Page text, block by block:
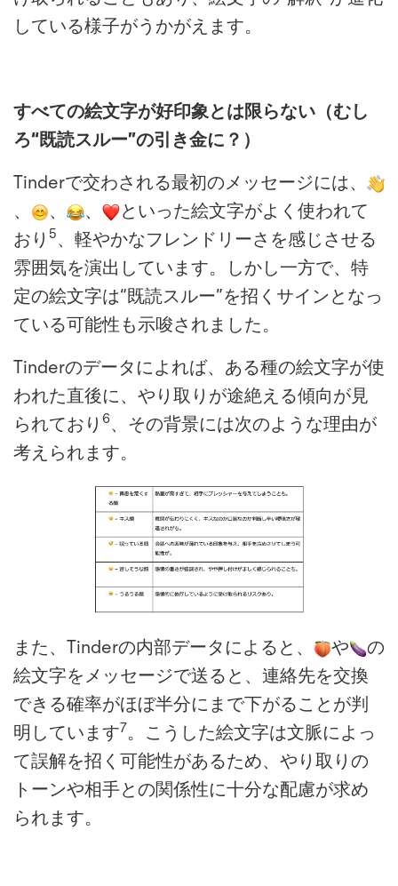
している様子がうかがえます。
すべての絵文字が好印象とは限らない（むし
ろ“既読スルー”の引き金に？）
Tinderで交わされる最初のメッセージには、
、
、 、
といった絵文字がよく使われて
おり 5、軽やかなフレンドリーさを感じさせる
雰囲気を演出しています。しかし一方で、特
定の絵文字は“既読スルー”を招くサインとなっ
ている可能性も示唆されました。
Tinderのデータによれば、ある種の絵文字が使
われた直後に、やり取りが途絶える傾向が見
られており 6、その背景には次のような理由が
考えられます。
また、Tinderの内部データによると、 や
の
絵文字をメッセージで送ると、連絡先を交換
できる確率がほぼ半分にまで下がることが判
明しています7。こうした絵文字は文脈によっ
て誤解を招く可能性があるため、やり取りの
トーンや相手との関係性に十分な配慮が求め
られます。